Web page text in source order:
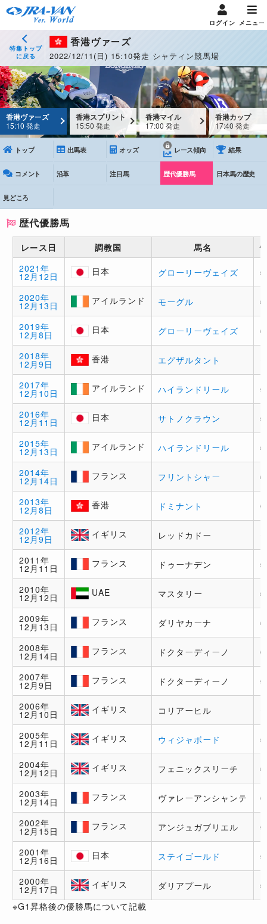
ログイン メニュー
特集トップ
に戻る
香港ヴァーズ
2022/12/11(日) 15:10発走 シャティン競馬場
香港ヴァーズ
15:10 発走
香港スプリント
15:50 発走
香港マイル
17:00 発走
香港カップ
17:40 発走
トップ 出馬表 オッズ レース傾向 結果
コメント 沿革 注目馬 歴代優勝馬 日本馬の歴史
見どころ
歴代優勝馬
レース日 調教国 馬名
2021年
12月12日 日本 グローリーヴェイズ
2020年
12月13日
ルラ
ンド
アイルランド モーグル
2019年
12月8日 日本 グローリーヴェイズ
2018年
12月9日 香港 エグザルタント
2017年
12月10日
ルラ
ンド
アイルランド ハイランドリール
2016年
12月11日 日本 サトノクラウン
2015年
12月13日
ルラ
ンド
アイルランド ハイランドリール
2014年
12月14日
ンス
フランス フリントシャー
2013年
12月8日 香港 ドミナント
2012年
12月9日
リス
イギリス レッドカドー
2011年
12月11日
ンス
フランス ドゥーナデン
2010年
12月12日 UAE マスタリー
2009年
12月13日
ンス
フランス ダリヤカーナ
2008年
12月14日
ンス
フランス ドクターディーノ
2007年
12月9日
ンス
フランス ドクターディーノ
2006年
12月10日
リス
イギリス コリアーヒル
2005年
12月11日
リス
イギリス ウィジャボード
2004年
12月12日
リス
イギリス フェニックスリーチ
2003年
12月14日
ンス
フランス ヴァレーアンシャンテ
2002年
12月15日
ンス
フランス アンジュガブリエル
2001年
12月16日 日本 ステイゴールド
2000年
12月17日
リス
イギリス ダリアプール
※G1昇格後の優勝馬について記載